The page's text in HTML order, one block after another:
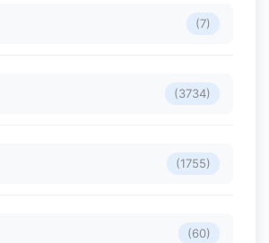
(7)
(3734)
(1755)
(60)